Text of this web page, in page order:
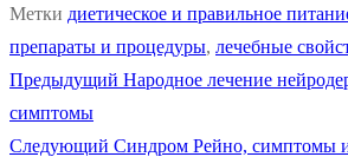
Метки диетическое и правильное
препараты и процедуры, лечебные
Навигация
по
Предыдущий Предыдущая
Народное лечение
симптомы
Следующий Следующая
Синдром Рейно, симптомы